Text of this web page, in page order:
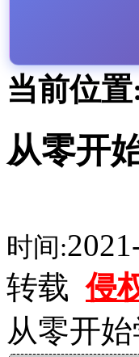
当前位置
从零开
时间:
转载侵
从零开